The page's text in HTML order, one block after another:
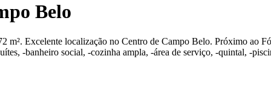
Belo
m². Excelente localização no Centro de Campo Belo. Próximo ao
-banheiro social, -cozinha ampla, -área de serviço, -quintal, -